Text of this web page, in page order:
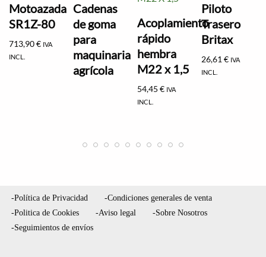
Motoazada
SR1Z-80
713,90€ IVA
INCL.
Cadenas
de goma
para
maquinaria
agrícola
Acoplamiento
rápido
hembra
M22 x 1,5
54,45€ IVA
INCL.
Piloto
Trasero
Britax
26,61€ IVA
INCL.
-Política de Privacidad
-Condiciones generales de venta
-Politica de Cookies
-Aviso legal
-Sobre Nosotros
-Seguimientos de envíos